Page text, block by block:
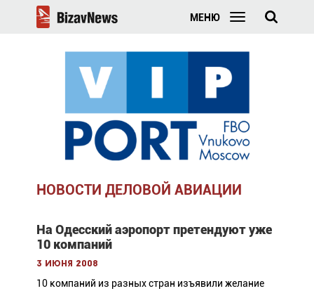
МЕНЮ
НОВОСТИ ДЕЛОВОЙ АВИАЦИИ
На Одесский аэропорт претендуют уже
10 компаний
3 июня 2008
10 компаний из разных стран изъявили желание